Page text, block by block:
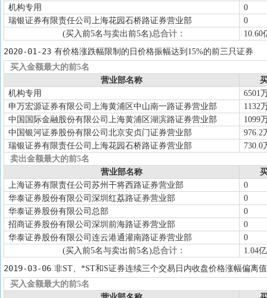
机构专用
0
瑞银证券有限责任公司上海花园石桥路证券营业部
0
(买入前5名与卖出前5名)总合计： 10.60
2020-01-23 有价格涨跌幅限制的日价格振幅达到15%的前三只证券
买入金额最大的前5名
营业部名称
机构专用
6501
申万宏源证券有限公司上海黄浦区中山南一路证券营业部
1132
中国国际金融股份有限公司上海黄浦区湖滨路证券营业部
1099
中国银河证券股份有限公司北京安贞门证券营业部
976.2
瑞银证券有限责任公司上海花园石桥路证券营业部
730.0
卖出金额最大的前5名
营业部名称
上海证券有限责任公司苏州干将西路证券营业部
0
华泰证券股份有限公司深圳红荔路证券营业部
0
华泰证券股份有限公司总部
0
招商证券股份有限公司深圳前海路证券营业部
0
华泰证券股份有限公司连云港通灌南路证券营业部
0
(买入前5名与卖出前5名)总合计： 1.04亿
2019-03-06 非ST、*ST和S证券连续三个交易日内收盘价格涨幅偏离
买入金额最大的前5名